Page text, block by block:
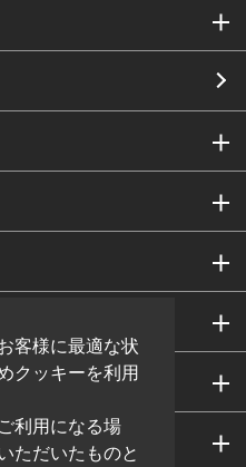
客様に最適な状
クッキーを利用
利用になる場
ただいたものと